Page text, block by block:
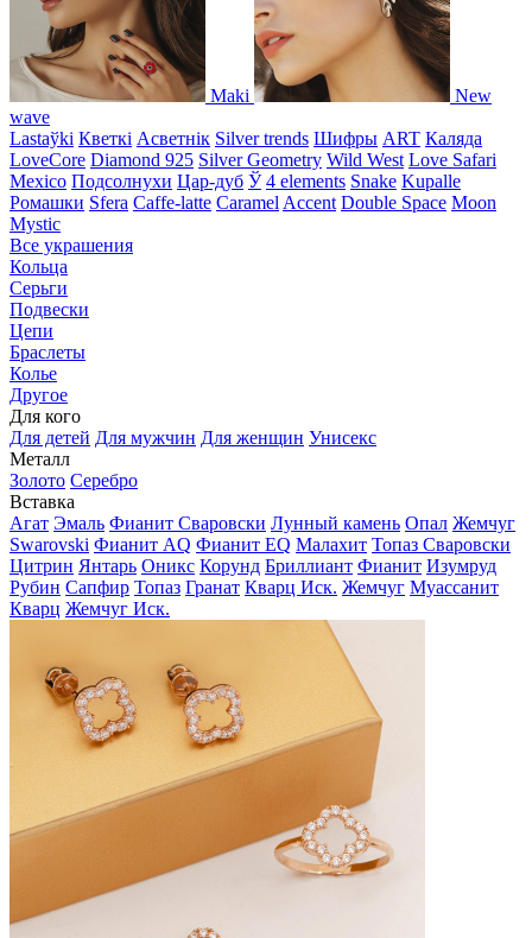
Maki
New
wave
Lastaўki Кветкі Асветнiк Silver trends Шифры ART Каляда
LoveCore Diamond 925 Silver Geometry Wild West Love Safari
Mexico Подсолнухи Цар-дуб Ў 4 elements Snake Kupalle
Ромашки Sfera Caffe-latte Caramel Accent Double Space Moon
Mystic
Все украшения
Кольца
Серьги
Подвески
Цепи
Браслеты
Колье
Другое
Для кого
Для детей Для мужчин Для женщин Унисекс
Металл
Золото Серебро
Вставка
Агат Эмаль Фианит Сваровски Лунный камень Опал Жемчуг
Swarovski Фианит AQ Фианит EQ Малахит Топаз Сваровски
Цитрин Янтарь Оникс Корунд Бриллиант Фианит Изумруд
Рубин Сапфир Топаз Гранат Кварц Иск. Жемчуг Муассанит
Кварц Жемчуг Иск.